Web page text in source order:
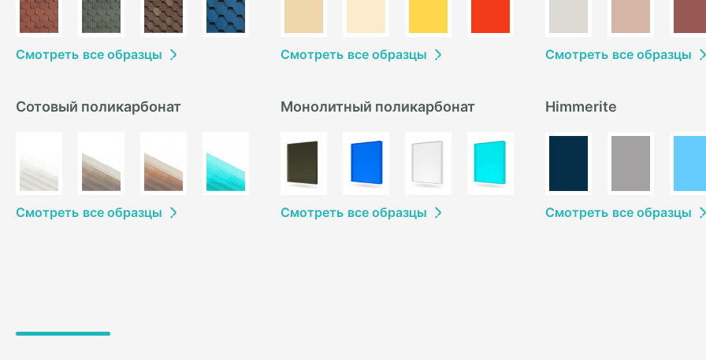
Смотреть все образцы Смотреть все образцы
Сотовый поликарбонат
Смотреть все образцы
Монолитный поликарбонат
Смотреть все образцы
Смотреть все образцы
Himmerite
Смотреть все образцы